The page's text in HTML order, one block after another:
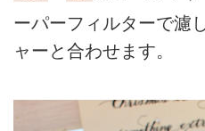
ーパーフィルターで濾
ャーと合わせます。